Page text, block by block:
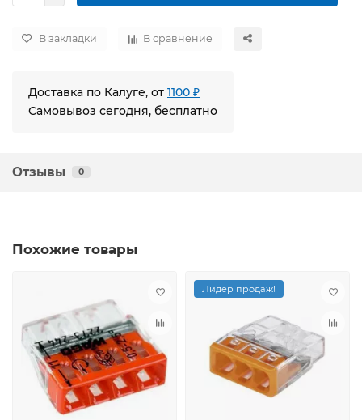
В закладки В сравнение
Доставка по Калуге, от 1100 ₽
Самовывоз сегодня, бесплатно
Отзывы 0
Похожие товары
Лидер продаж!